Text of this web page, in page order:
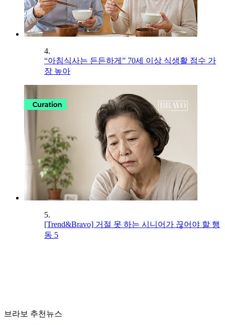
4.
“아침식사는 든든하게” 70세 이상 식생활 점수 가
장 높아
5.
[Trend&Bravo] 거절 못 하는 시니어가 끊어야 할 행
동 5
브라보 추천뉴스